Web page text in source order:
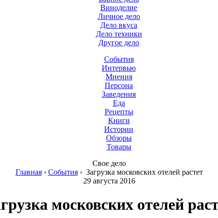
Виноделие
Личное дело
Дело вкуса
Дело техники
Другое дело
События
Интервью
Мнения
Персона
Заведения
Еда
Рецепты
Книги
Истории
Обзоры
Товары
Свое дело
Главная› События› Загрузка московских отелей растет
29 августа 2016
московских отелей